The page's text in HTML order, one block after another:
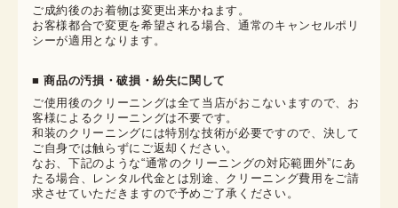
ご成約後のお着物は変更出来かねます。
お客様都合で変更を希望される場合、通常のキャンセルポリ
シーが適用となります。
■ 商品の汚損・破損・紛失に関して
ご使用後のクリーニングは全て当店がおこないますので、お
客様によるクリーニングは不要です。
和装のクリーニングには特別な技術が必要ですので、決して
ご自身では触らずにご返却ください。
なお、下記のような“通常のクリーニングの対応範囲外”にあ
たる場合、レンタル代金とは別途、クリーニング費用をご請
求させていただきますので予めご了承ください。